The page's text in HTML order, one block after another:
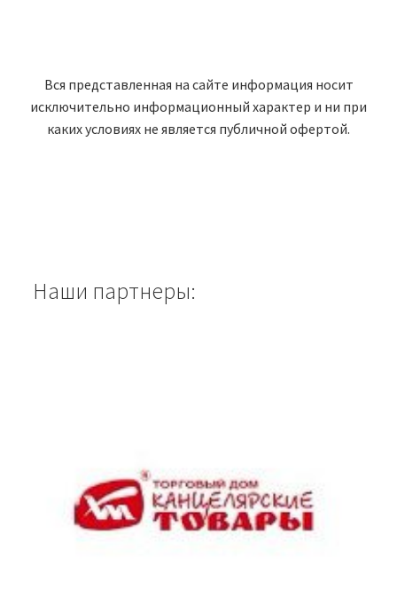
Вся представленная на сайте информация носит
исключительно информационный характер и ни при
каких условиях не является публичной офертой.
Наши партнеры: